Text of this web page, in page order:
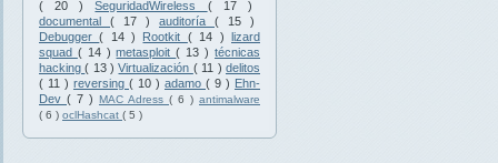
( 20 )SeguridadWireless ( 17 )
documental ( 17 ) auditoría ( 15 )
Debugger( 14 ) Rootkit ( 14 ) lizard
squad ( 14 )metasploit( 13 ) técnicas
hacking( 13 )Virtualización ( 11 ) delitos
( 11 ) reversing ( 10 ) adamo ( 9 ) Ehn-
Dev ( 7 ) MAC Adress ( 6 ) antimalware
( 6 ) oclHashcat ( 5 )